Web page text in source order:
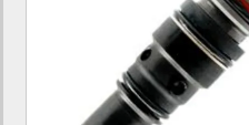
Motor c7.1 para trator de esteira D6K
Motor c6.6 para trator de esteira
Motor c6.6 para trator de esteira D6N